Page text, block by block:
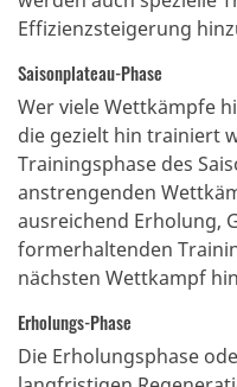
Effizienzsteigerung
Saisonplateau-Phase
Wer viele Wettkämpfe
die gezielt hin trainiert
Trainingsphase des
anstrengenden
ausreichend Erholung,
formerhaltenden
nächsten Wettkampf
Erholungs-Phase
Die Erholungsphase